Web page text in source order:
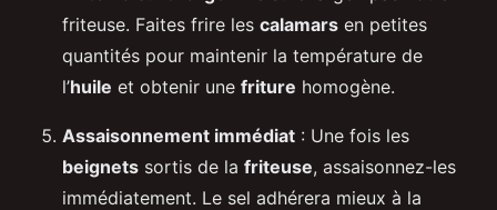
friteuse. Faites frire les calamars en petites
quantités pour maintenir la température de
l’huile et obtenir une friture homogène.
Assaisonnement immédiat : Une fois les
beignets sortis de la friteuse, assaisonnez-les
immédiatement. Le sel adhérera mieux à la